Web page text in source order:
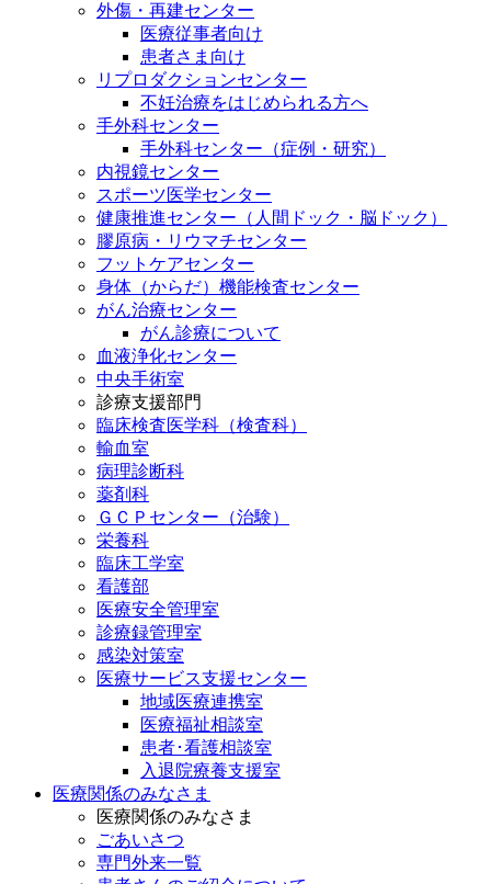
外傷・再建センター
医療従事者向け
患者さま向け
リプロダクションセンター
不妊治療をはじめられる方へ
手外科センター
手外科センター（症例・研究）
内視鏡センター
スポーツ医学センター
健康推進センター（人間ドック・脳ドック）
膠原病・リウマチセンター
フットケアセンター
身体（からだ）機能検査センター
がん治療センター
がん診療について
血液浄化センター
中央手術室
診療支援部門
臨床検査医学科（検査科）
輸血室
病理診断科
薬剤科
ＧＣＰセンター（治験）
栄養科
臨床工学室
看護部
医療安全管理室
診療録管理室
感染対策室
医療サービス支援センター
地域医療連携室
医療福祉相談室
患者･看護相談室
入退院療養支援室
医療関係のみなさま
医療関係のみなさま
ごあいさつ
専門外来一覧